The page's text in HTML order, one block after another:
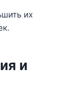
их
и